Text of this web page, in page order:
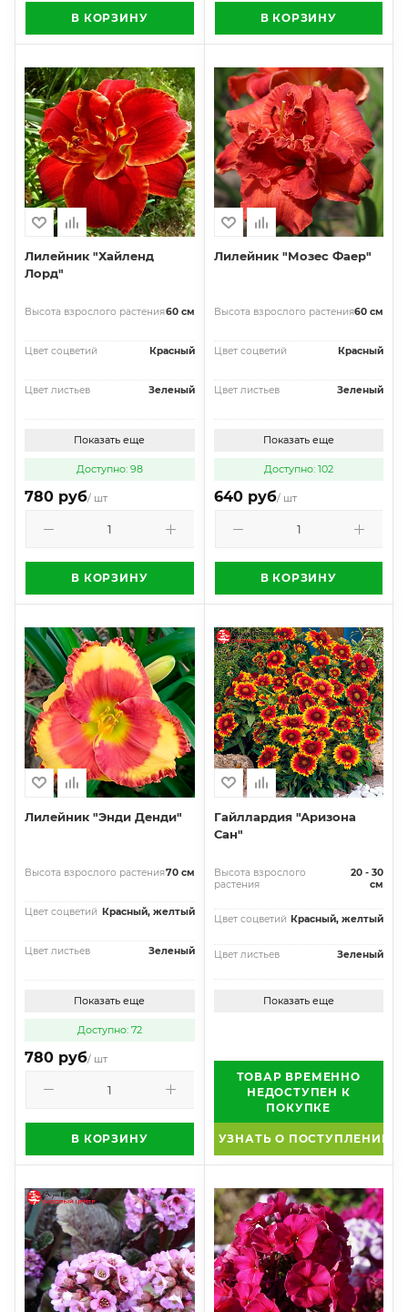
В КОРЗИНУ В КОРЗИНУ
Лилейник "Хайленд
Лорд"
Высота взрослого растения60 см
Цвет соцветий Красный
Цвет листьев Зеленый
Показать еще
Доступно: 98
780 руб/ шт
В КОРЗИНУ
Лилейник "Мозес Фаер"
Высота взрослого растения60 см
Цвет соцветий Красный
Цвет листьев Зеленый
Показать еще
Доступно: 102
640 руб/ шт
В КОРЗИНУ
Лилейник "Энди Денди"
Высота взрослого растения70 см
Цвет соцветий Красный, желтый
Цвет листьев Зеленый
Показать еще
Доступно: 72
780 руб/ шт
В КОРЗИНУ
Гайллардия "Аризона
Сан"
Высота взрослого
растения
20 - 30
см
Цвет соцветий Красный, желтый
Цвет листьев Зеленый
Показать еще
ТОВАР ВРЕМЕННО
НЕДОСТУПЕН К
ПОКУПКЕ
УЗНАТЬ О ПОСТУПЛЕНИИ